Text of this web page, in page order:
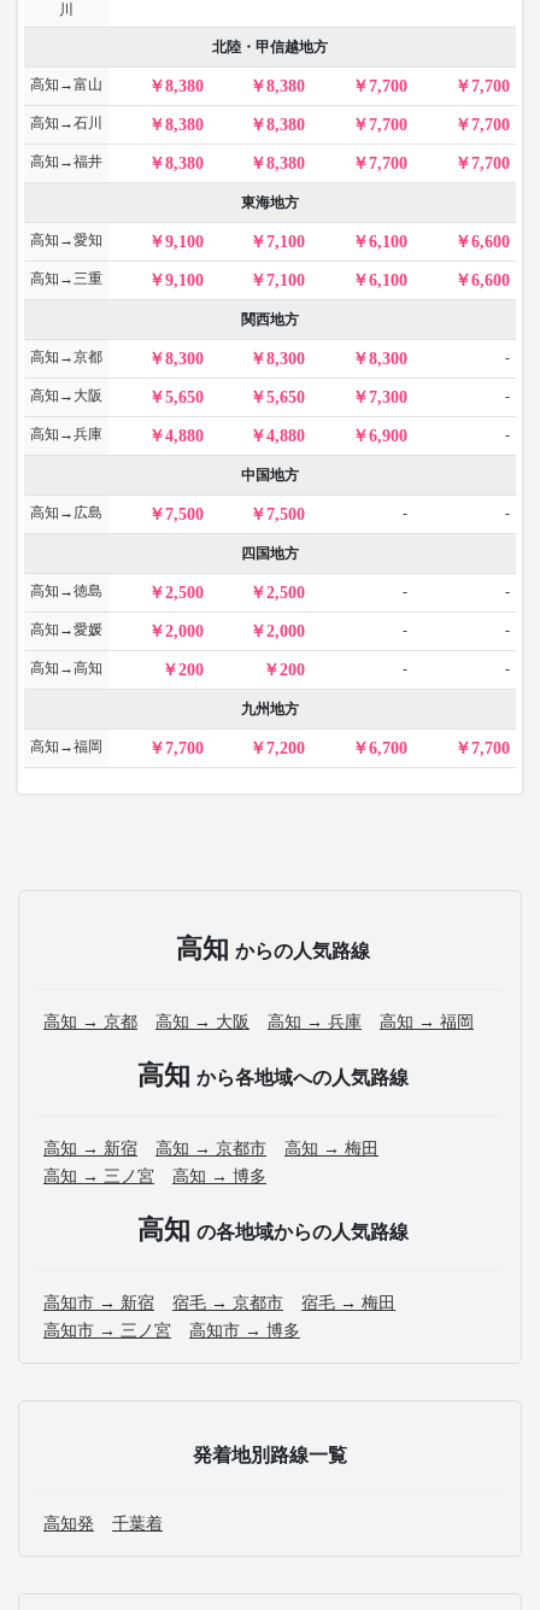
川
北陸・甲信越地方
高知→富山 8,380 8,380 7,700 7,700
高知→石川 8,380 8,380 7,700 7,700
高知→福井 8,380 8,380 7,700 7,700
東海地方
高知→愛知 9,100 7,100 6,100 6,600
高知→三重 9,100 7,100 6,100 6,600
関西地方
高知→京都 8,300 8,300 8,300 -
高知→大阪 5,650 5,650 7,300 -
高知→兵庫 4,880 4,880 6,900 -
中国地方
高知→広島 7,500 7,500 - -
四国地方
高知→徳島 2,500 2,500 - -
高知→愛媛 2,000 2,000 - -
高知→高知 200 200 - -
九州地方
高知→福岡 7,700 7,200 6,700 7,700
高知 からの人気路線
高知 → 京都 高知 → 大阪 高知 → 兵庫 高知 → 福岡
高知 から各地域への人気路線
高知 → 新宿 高知 → 京都市
高知 → 梅田
高知 → 三ノ宮
高知 → 博多
高知 の各地域からの人気路線
高知市 → 新宿 宿毛 → 京都市
宿毛 → 梅田
高知市 → 三ノ宮
高知市 → 博多
発着地別路線一覧
高知発 千葉着